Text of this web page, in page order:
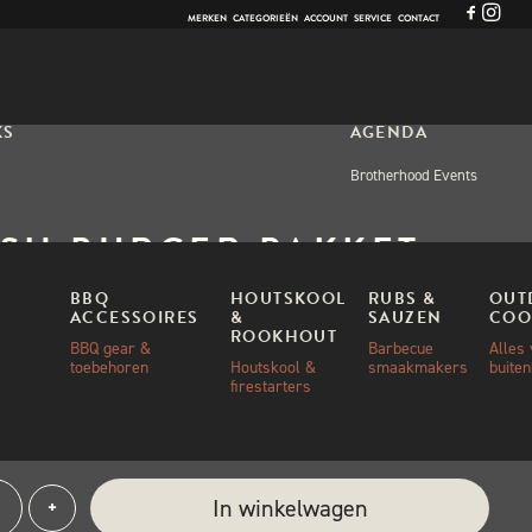
MERKEN CATEGORIEËN ACCOUNT SERVICE CONTACT
BBQ
ACCESSOIRES
BBQ gear &
toebehoren
HOUTSKOOL
&
ROOKHOUT
Houtskool &
firestarters
RUBS &
SAUZEN
Barbecue
smaakmakers
Alles
AGENDA
Brotherhood Events
BURGER PAKKET –
OORSPRONKELIJKE
€95,00.
HUIDIGE
€89,00.
+ In winkelwagen